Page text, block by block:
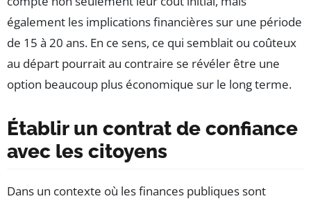
également les implications financières sur une période
de 15 à 20 ans. En ce sens, ce qui semblait ou coûteux
au départ pourrait au contraire se révéler être une
option beaucoup plus économique sur le long terme.
Établir un contrat de confiance
avec les citoyens
Dans un contexte où les finances publiques sont